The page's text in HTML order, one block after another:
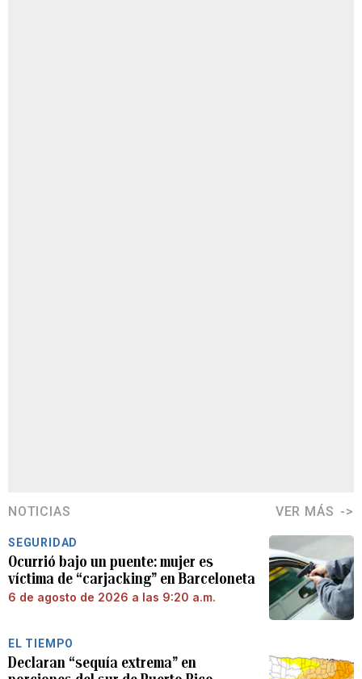
NOTICIAS VER MÁS
SEGURIDAD
Ocurrió bajo un puente: mujer es
víctima de “carjacking” en Barceloneta
6 de agosto de 2026 a las 9:20 a.m.
EL TIEMPO
Declaran “sequía extrema” en